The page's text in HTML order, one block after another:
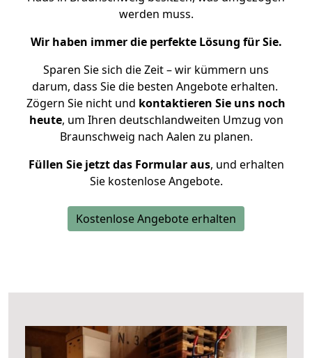
werden muss.
Wir haben immer die perfekte Lösung für Sie.
Sparen Sie sich die Zeit – wir kümmern uns
darum, dass Sie die besten Angebote erhalten.
Zögern Sie nicht und kontaktieren Sie uns noch
heute, um Ihren deutschlandweiten Umzug von
Braunschweig nach Aalen zu planen.
Füllen Sie jetzt das Formular aus, und erhalten
Sie kostenlose Angebote.
Kostenlose Angebote erhalten